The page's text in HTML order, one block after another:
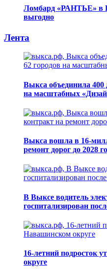
Ломбард «РАНТЬЕ» в
выгодно
Лента
Выкса объединила 400
на масштабных
Выкса вошла в 16-
ремонт дорог до 2028
В Выксе водитель
госпитализирован
16-летний подросток
округе